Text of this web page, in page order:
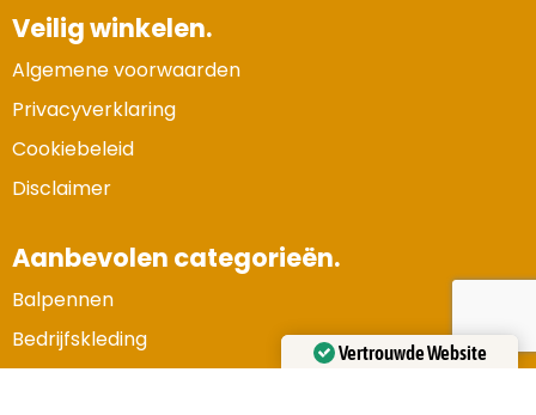
Veilig winkelen.
Algemene voorwaarden
Privacyverklaring
Cookiebeleid
Disclaimer
Aanbevolen categorieën.
Balpennen
Bedrijfskleding
Vertrouwde Website